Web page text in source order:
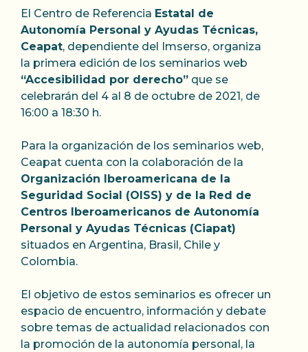
El Centro de Referencia Estatal de
Autonomía Personal y Ayudas Técnicas,
Ceapat, dependiente del Imserso, organiza
la primera edición de los seminarios web
“Accesibilidad por derecho” que se
celebrarán del 4 al 8 de octubre de 2021, de
16:00 a 18:30 h.
Para la organización de los seminarios web,
Ceapat cuenta con la colaboración de la
Organización Iberoamericana de la
Seguridad Social (OISS) y de la Red de
Centros Iberoamericanos de Autonomía
Personal y Ayudas Técnicas (Ciapat)
situados en Argentina, Brasil, Chile y
Colombia.
El objetivo de estos seminarios es ofrecer un
espacio de encuentro, información y debate
sobre temas de actualidad relacionados con
la promoción de la autonomía personal, la